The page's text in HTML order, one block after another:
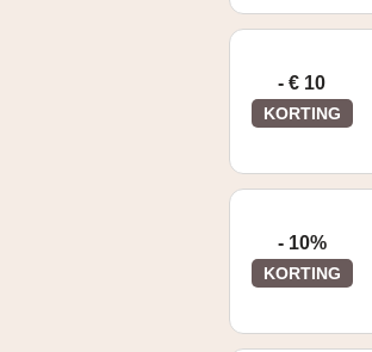
- € 10
KORTING
- 10%
KORTING